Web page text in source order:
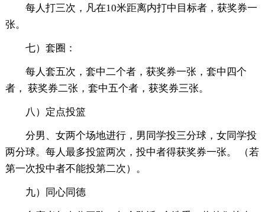
每人打三次，凡在10米距离内打中目标者，获奖券一
张。
七）套圈：
每人套五次，套中二个者，获奖券一张，套中四个
者， 获奖券二张，套中五个者，获奖券三张。
八）定点投篮
分男、女两个场地进行，男同学投三分球，女同学投
两分球。每人最多投篮两次，投中者得获奖券一张。 （若
第一次投中者不能投第二次）。
九）同心同德